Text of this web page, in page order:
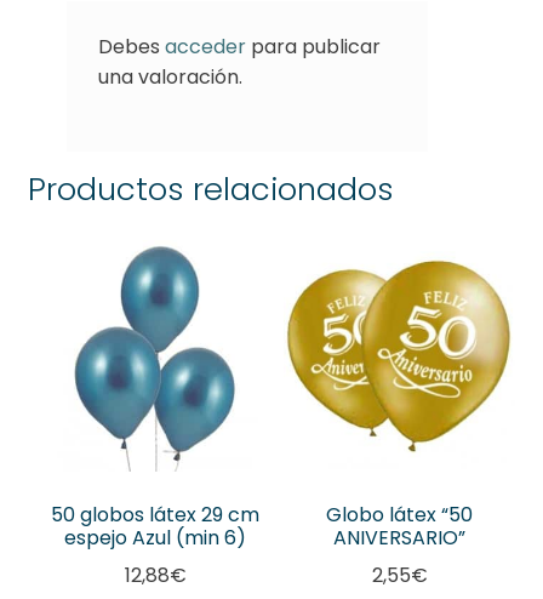
Debes accederpara publicar
una valoración.
Productos relacionados
50 globos látex 29 cm
espejo Azul (min 6)
12,88€
Globo látex “50
ANIVERSARIO”
2,55€